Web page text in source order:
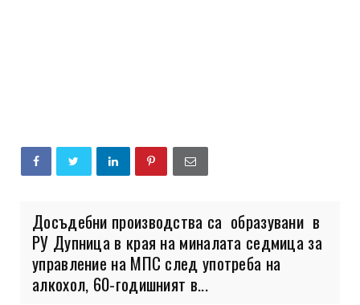
Досъдебни производства са образувани в
РУ Дупница в края на миналата седмица за
управление на МПС след употреба на
алкохол, 60-годишният в...